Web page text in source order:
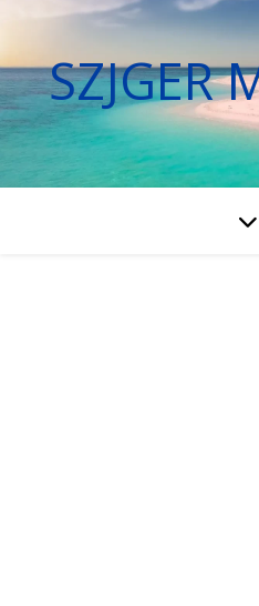
SZJGER